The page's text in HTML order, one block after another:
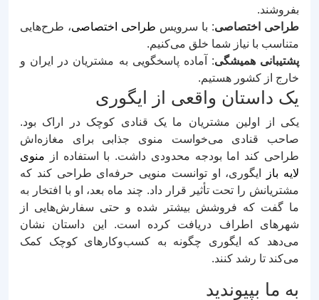
بفروشند.
طراحی اختصاصی: با سرویس طراحی اختصاصی، طرح‌هایی
متناسب با نیاز شما خلق می‌کنیم.
پشتیبانی همیشگی: آماده پاسخگویی به مشتریان در ایران و
خارج از کشور هستیم.
یک داستان واقعی از ایگوری
یکی از اولین مشتریان ما یک قنادی کوچک در اراک بود.
صاحب قنادی می‌خواست منوی جذابی برای مغازه‌اش
طراحی کند اما بودجه محدودی داشت. با استفاده از منوی
لایه باز
ایگوری، او توانست منویی حرفه‌ای طراحی کند که
مشتریانش را تحت تأثیر قرار داد. چند ماه بعد، او با افتخار به
ما گفت که فروشش بیشتر شده و حتی سفارش‌هایی از
شهرهای اطراف دریافت کرده است. این داستان نشان
می‌دهد که ایگوری چگونه به کسب‌وکارهای کوچک کمک
می‌کند تا رشد کنند.
به ما بپیوندید